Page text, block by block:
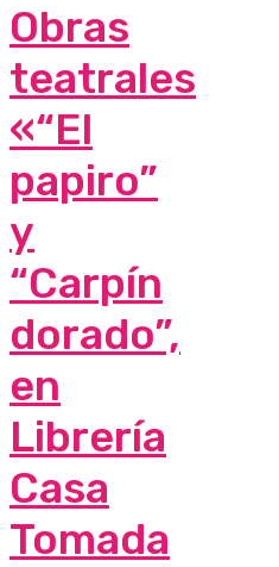
Obras
teatrales
«“El
papiro”
y
“Carpín
dorado”,
en
Librería
Casa
Tomada